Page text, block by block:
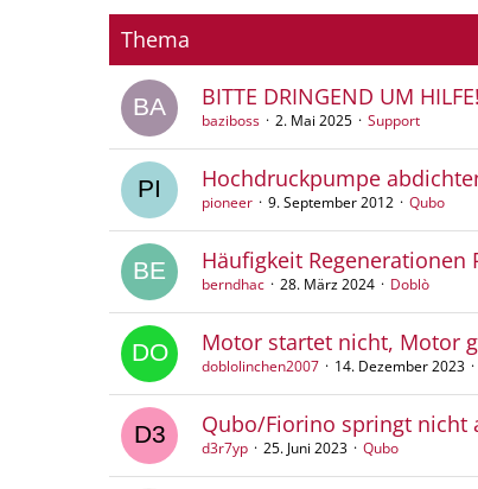
Thema
BITTE DRINGEND UM
baziboss 2. Mai 2025 Support
Hochdruckpumpe
pioneer 9. September 2012 Qubo
Häufigkeit Regenerationen
berndhac 28. März 2024 Doblò
Motor startet nicht, Motor
doblolinchen2007 14. Dezember 2023
Qubo/Fiorino springt nicht
d3r7yp 25. Juni 2023 Qubo